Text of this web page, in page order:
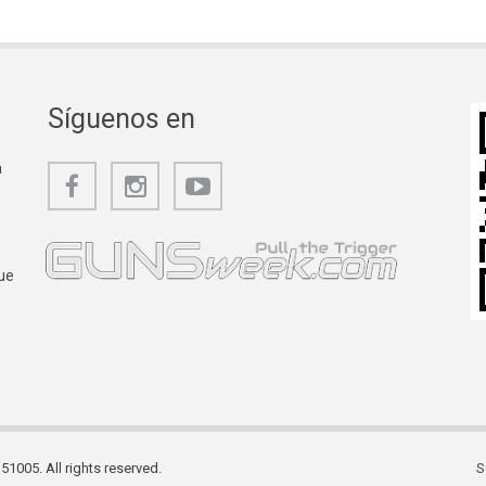
Síguenos en
All rights reserved.